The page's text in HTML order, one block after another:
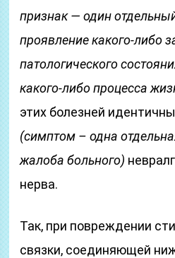
признак — один
проявление какого-либо
патологического
какого-либо процесса
этих болезней
(симптом – одна
жалоба больного)
нерва.
Так, при повреждении
связки, соединяющей